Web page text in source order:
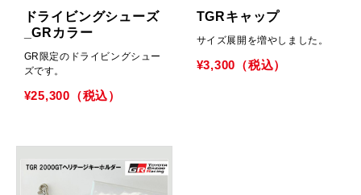
ドライビングシューズ
_GRカラー
GR限定のドライビングシュー
ズです。
¥25,300（税込）
TGRキャップ
サイズ展開を増やしました。
¥3,300（税込）